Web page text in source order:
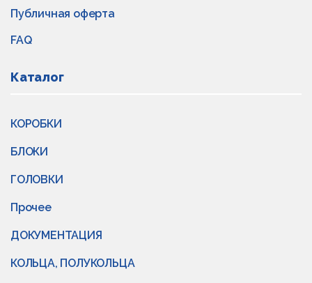
Публичная оферта
FAQ
Каталог
КОРОБКИ
БЛОКИ
ГОЛОВКИ
Прочее
ДОКУМЕНТАЦИЯ
КОЛЬЦА, ПОЛУКОЛЬЦА